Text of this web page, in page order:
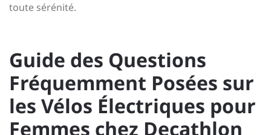
toute sérénité.
Guide des Questions
Fréquemment Posées sur
les Vélos Électriques pour
Femmes chez Decathlon